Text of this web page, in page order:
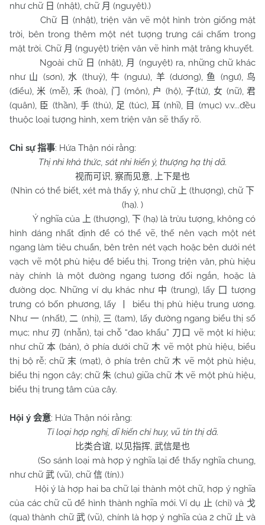
như chữ 日 (nhật), chữ 月 (nguyệt).)
Chữ 日 (nhật), triện văn vẽ một hình tròn giống mặt
trời, bên trong thêm một nét tượng trưng cái chấm trong
mặt trời. Chữ 月 (nguyệt) triện văn vẽ hình mặt trăng khuyết.
Ngoài chữ 日 (nhật), 月
(nguyệt) ra, những chữ khác
như 山 (sơn), 水 (thuỷ), 牛 (ngưu), 羊 (dương), 鱼 (ngư), 鸟
(điểu),米 (mễ), 禾 (hoà), 门 (môn), 户 (hộ),子(tử), 女 (nữ),君
(quân), 臣 (thần), 手 (thủ), 足 (túc), 耳 (nhĩ), 目
(mục) v.v...đều
thuộc loại tượng hình, xem triện văn sẽ thấy rõ.
Chỉ sự指事: Hứa Thận nói rằng:
Thị nhi khả thức, sát nhi kiến ý, thượng hạ thị dã.
视而可识, 察而见意, 上下是也
(Nhìn có thể biết, xét mà thấy ý, như chữ 上 (thượng), chữ 下
(hạ). )
Ý nghĩa của
上 (thượng), 下 (hạ) là trừu tượng, không có
hình dáng nhất định để có thể vẽ, thế nên vạch một nét
ngang làm tiêu chuẩn, bên trên nét vạch hoặc bên dưới nét
vạch vẽ một phù hiệu để biểu thị. Trong triện văn, phù hiệu
này chính là một đường ngang tương đối ngắn, hoặc là
đường dọc. Những ví dụ khác như 中 (trung), lấy 囗
tượng
trưng có bốn phương, lấy
biểu thị phù hiệu trung ương.
Như 一 (nhất),二 (nhị), 三 (tam), lấy đường ngang biểu thị số
mục; như 刃 (nhẫn), tại chỗ “đao khẩu” 刀口 vẽ một kí hiệu;
như chữ 本 (bản), ở phía dưới chữ 木 vẽ một phù hiệu, biểu
thị bộ rễ; chữ 末 (mạt), ở phía trên chữ 木 vẽ một phù hiệu,
biểu thị ngọn cây; chữ朱 (chu) giữa chữ 木 vẽ một phù hiệu,
biểu thị trung tâm của cây.
Hội ý 会意: Hứa Thận nói rằng:
Tỉ loại hợp nghị, dĩ kiến chỉ huy, vũ tín thị dã.
比类合谊, 以见指挥, 武信是也
(So sánh loại mà hợp ý nghĩa lại để thấy nghĩa chung,
như chữ武 (vũ), chữ信 (tín).)
Hội ý là hợp hai ba chữ lại thành một chữ, hợp ý nghĩa
của các chữ cũ để hình thành nghĩa mới. Ví dụ 止 (chỉ) và 戈
(qua) thành chữ武 (vũ), chính là hợp ý nghĩa của 2 chữ 止 và